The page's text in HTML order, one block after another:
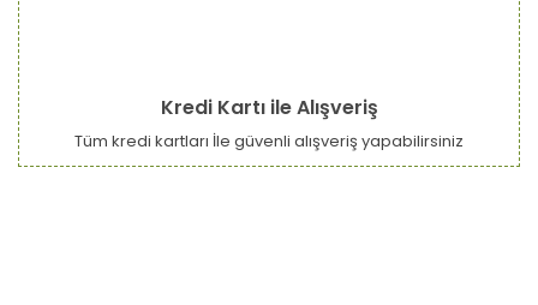
Kredi Kartı ile Alışveriş
Tüm kredi kartları İle güvenli alışveriş yapabilirsiniz